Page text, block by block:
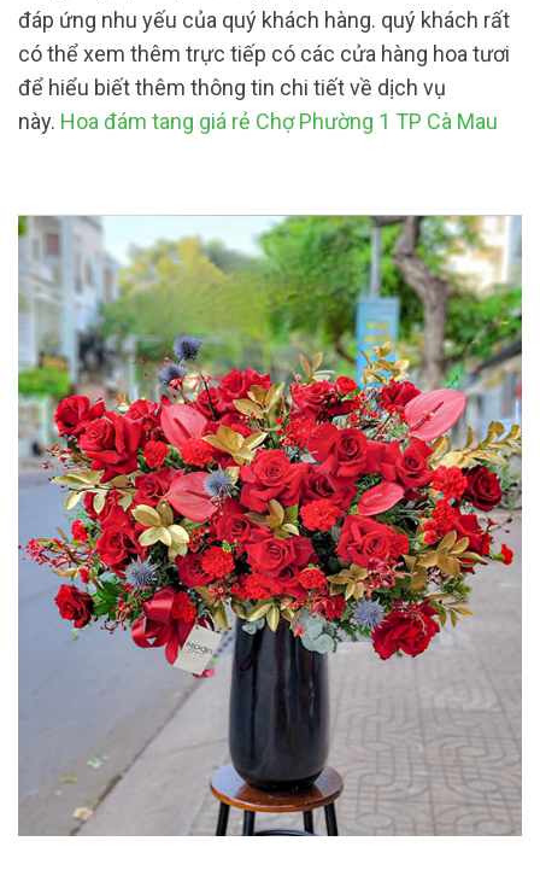
đáp ứng nhu yếu của quý khách hàng. quý khách rất
có thể xem thêm trực tiếp có các cửa hàng hoa tươi
để hiểu biết thêm thông tin chi tiết về dịch vụ
này. Hoa đám tang giá rẻ Chợ Phường 1 TP Cà Mau